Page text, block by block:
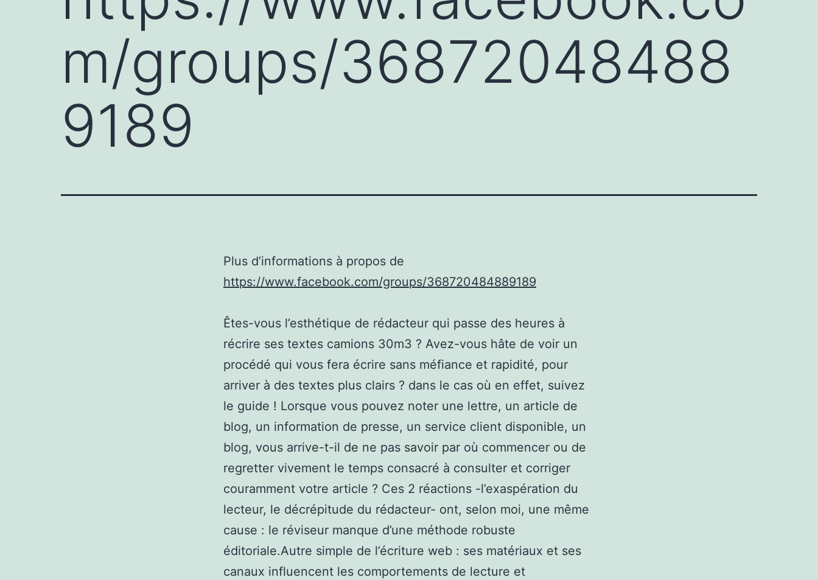
m/groups/36872048488
9189
Plus d’informations à propos de
https://www.facebook.com/groups/368720484889189
Êtes-vous l’esthétique de rédacteur qui passe des heures à
récrire ses textes camions 30m3 ? Avez-vous hâte de voir un
procédé qui vous fera écrire sans méfiance et rapidité, pour
arriver à des textes plus clairs ? dans le cas où en effet, suivez
le guide ! Lorsque vous pouvez noter une lettre, un article de
blog, un information de presse, un service client disponible, un
blog, vous arrive-t-il de ne pas savoir par où commencer ou de
regretter vivement le temps consacré à consulter et corriger
couramment votre article ? Ces 2 réactions -l’exaspération du
lecteur, le décrépitude du rédacteur- ont, selon moi, une même
cause : le réviseur manque d’une méthode robuste
éditoriale.Autre simple de l’écriture web : ses matériaux et ses
canaux influencent les comportements de lecture et